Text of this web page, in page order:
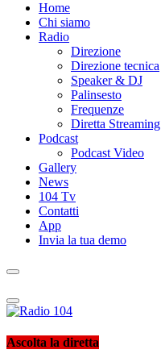
Radio 104
Like It !Home
Chi siamo
Radio
Direzione
Direzione tecnica
Speaker & DJ
Palinsesto
Frequenze
Diretta Streaming
Podcast
Podcast Video
Gallery
News
104 Tv
Contatti
App
Invia la tua demo
Radio 104
Like It !
Ascolta la diretta